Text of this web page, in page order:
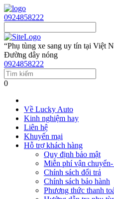
0924858222
“Phụ tùng xe sang uy tín tại Việt
Đường dây nóng
0924858222
0
Về Lucky Auto
Kinh nghiệm hay
Liên hệ
Khuyến mại
Hỗ trợ khách hàng
Quy định bảo mật
Miễn phí vận
Chính sách đổi trả
Chính sách bảo hành
Phương thức thanh